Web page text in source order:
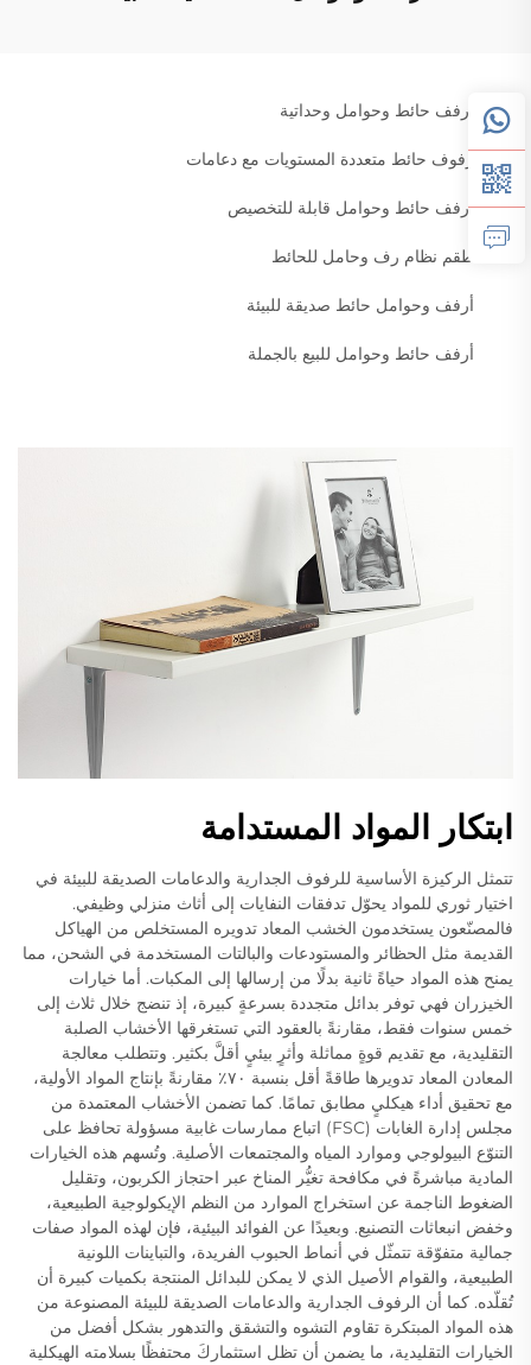
أرفف حائط وحوامل وحداتية
رفوف حائط متعددة المستويات مع دعامات
أرفف حائط وحوامل قابلة للتخصيص
طقم نظام رف وحامل للحائط
أرفف وحوامل حائط صديقة للبيئة
أرفف حائط وحوامل للبيع بالجملة
ابتكار المواد المستدامة
تتمثل الركيزة الأساسية للرفوف الجدارية والدعامات الصديقة للبيئة في
اختيار ثوري للمواد يحوّل تدفقات النفايات إلى أثاث منزلي وظيفي.
فالمصنّعون يستخدمون الخشب المعاد تدويره المستخلص من الهياكل
القديمة مثل الحظائر والمستودعات والبالتات المستخدمة في الشحن، مما
يمنح هذه المواد حياةً ثانية بدلًا من إرسالها إلى المكبات. أما خيارات
الخيزران فهي توفر بدائل متجددة بسرعةٍ كبيرة، إذ تنضج خلال ثلاث إلى
خمس سنوات فقط، مقارنةً بالعقود التي تستغرقها الأخشاب الصلبة
التقليدية، مع تقديم قوةٍ مماثلة وأثرٍ بيئيٍ أقلَّ بكثير. وتتطلب معالجة
المعادن المعاد تدويرها طاقةً أقل بنسبة ٧٠٪ مقارنةً بإنتاج المواد الأولية،
مع تحقيق أداء هيكليٍ مطابق تمامًا. كما تضمن الأخشاب المعتمدة من
مجلس إدارة الغابات (FSC) اتباع ممارسات غابية مسؤولة تحافظ على
التنوّع البيولوجي وموارد المياه والمجتمعات الأصلية. وتُسهم هذه الخيارات
المادية مباشرةً في مكافحة تغيُّر المناخ عبر احتجاز الكربون، وتقليل
الضغوط الناجمة عن استخراج الموارد من النظم الإيكولوجية الطبيعية،
وخفض انبعاثات التصنيع. وبعيدًا عن الفوائد البيئية، فإن لهذه المواد صفات
جمالية متفوّقة تتمثّل في أنماط الحبوب الفريدة، والتباينات اللونية
الطبيعية، والقوام الأصيل الذي لا يمكن للبدائل المنتجة بكميات كبيرة أن
تُقلّده. كما أن الرفوف الجدارية والدعامات الصديقة للبيئة المصنوعة من
هذه المواد المبتكرة تقاوم التشوه والتشقق والتدهور بشكل أفضل من
الخيارات التقليدية، ما يضمن أن تظل استثماركَ محتفظًا بسلامته الهيكلية